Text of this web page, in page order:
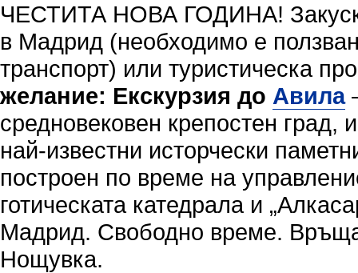
ЧЕСТИТА НОВА ГОДИНА!
в Мадрид (необходимо е
транспорт) или туристическа
желание: Eкскурзия до Авила
средновековен крепостен град,
най-известни исторчески
построен по време на
готическата катедрала и
Мадрид. Свободно време.
Нощувка.